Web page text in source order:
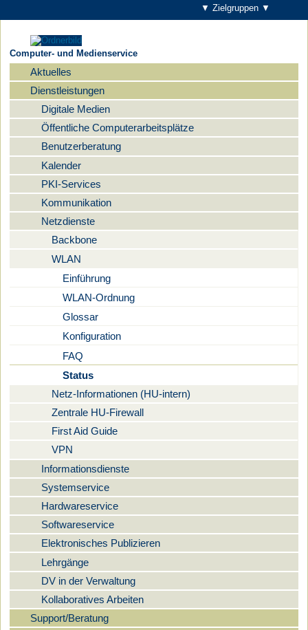
▼ Zielgruppen ▼
Computer- und Medienservice
Navigation
Aktuelles
Dienstleistungen
Digitale Medien
Öffentliche Computerarbeitsplätze
Benutzerberatung
Kalender
PKI-Services
Kommunikation
Netzdienste
Backbone
WLAN
Einführung
WLAN-Ordnung
Glossar
Konfiguration
FAQ
Status
Netz-Informationen (HU-intern)
Zentrale HU-Firewall
First Aid Guide
VPN
Informationsdienste
Systemservice
Hardwareservice
Softwareservice
Elektronisches Publizieren
Lehrgänge
DV in der Verwaltung
Kollaboratives Arbeiten
Support/Beratung